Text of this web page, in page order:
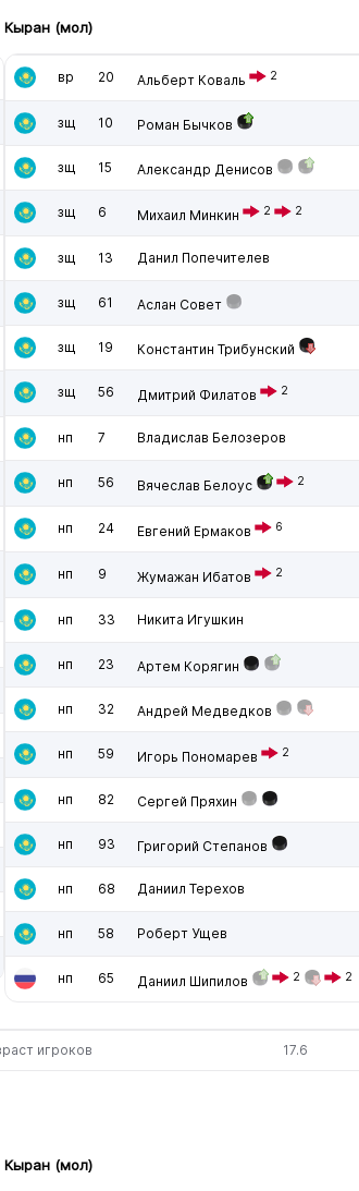
Кыран (мол)
вр 20 Альберт Коваль 2
зщ 10 Роман Бычков
зщ 15 Александр Денисов
зщ 6 Михаил Минкин 2 2
зщ 13 Данил Попечителев
зщ 61 Аслан Совет
зщ 19 Константин Трибунский
зщ 56 Дмитрий Филатов 2
нп 7 Владислав Белозеров
нп 56 Вячеслав Белоус 2
нп 24 Евгений Ермаков 6
нп 9 Жумажан Ибатов 2
нп 33 Никита Игушкин
нп 23 Артем Корягин
нп 32 Андрей Медведков
нп 59 Игорь Пономарев 2
нп 82 Сергей Пряхин
нп 93 Григорий Степанов
нп 68 Даниил Терехов
нп 58 Роберт Ущев
нп 65 Даниил Шипилов 2 2
игроков 17.6
Кыран (мол)